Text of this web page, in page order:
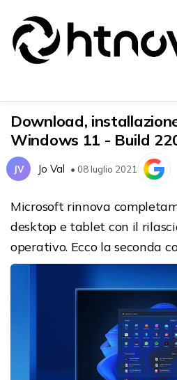
Download,
Windows 11 - Build
JV Jo Val • 08 luglio 2021
Microsoft rinnova
desktop e tablet con il
operativo. Ecco la seconda